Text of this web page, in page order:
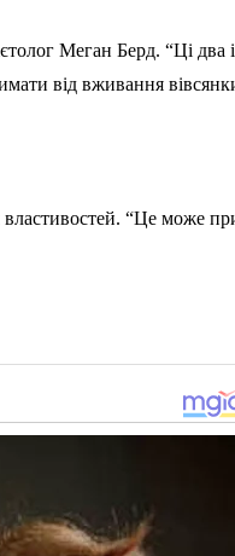
Меган Берд. “Ці два
від вживання
властивостей. “Це може